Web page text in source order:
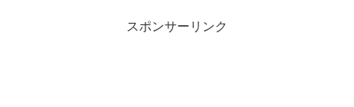
スポンサーリンク